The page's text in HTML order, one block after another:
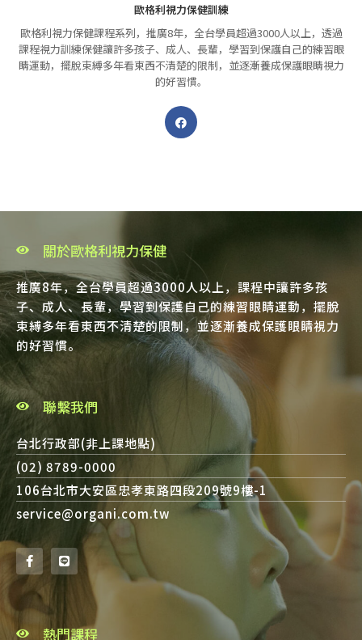
歐格利視力保健訓練
歐格利視力保健課程系列，推廣8年，全台學員超過3000人以上，透過
課程視力訓練保健讓許多孩子、成人、長輩，學習到保護自己的練習眼
睛運動，擺脫束縛多年看東西不清楚的限制，並逐漸養成保護眼睛視力
的好習慣。
關於歐格利視力保健
推廣8年，全台學員超過3000人以上，課程中讓許多孩
子、成人、長輩，學習到保護自己的練習眼睛運動，擺脫
束縛多年看東西不清楚的限制，並逐漸養成保護眼睛視力
的好習慣。
聯繫我們
台北行政部(非上課地點)
(02) 8789-0000
106台北市大安區忠孝東路四段209號9樓-1
service@organi.com.tw
熱門課程